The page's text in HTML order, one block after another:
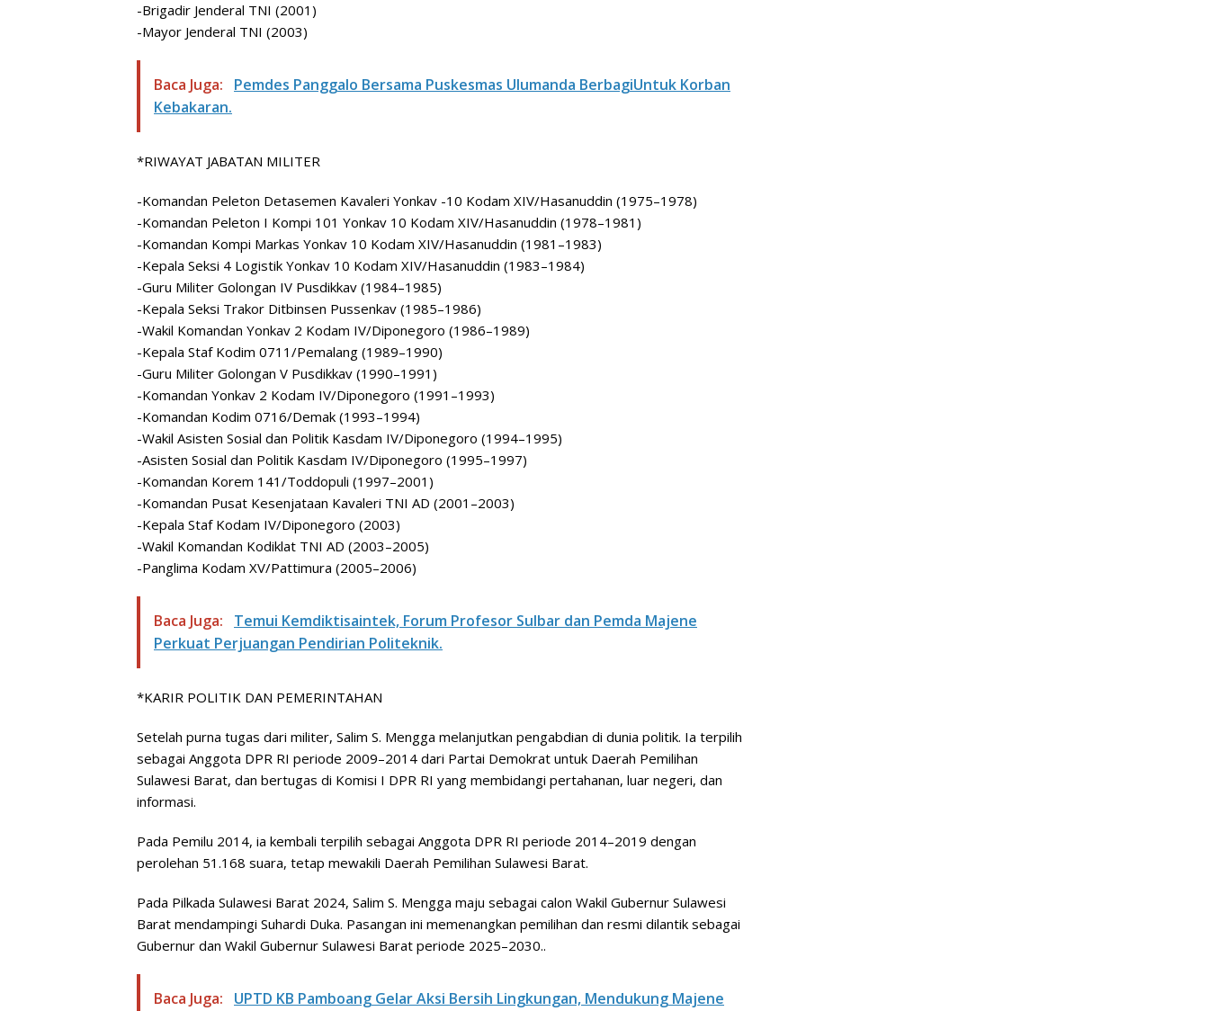
-Brigadir Jenderal TNI (2001)
-Mayor Jenderal TNI (2003)
Baca Juga:
Pemdes Panggalo Bersama Puskesmas Ulumanda BerbagiUntuk Korban
Kebakaran.
*RIWAYAT JABATAN MILITER
-Komandan Peleton Detasemen Kavaleri Yonkav -10 Kodam XIV/Hasanuddin (1975–1978)
-Komandan Peleton I Kompi 101 Yonkav 10 Kodam XIV/Hasanuddin (1978–1981)
-Komandan Kompi Markas Yonkav 10 Kodam XIV/Hasanuddin (1981–1983)
-Kepala Seksi 4 Logistik Yonkav 10 Kodam XIV/Hasanuddin (1983–1984)
-Guru Militer Golongan IV Pusdikkav (1984–1985)
-Kepala Seksi Trakor Ditbinsen Pussenkav (1985–1986)
-Wakil Komandan Yonkav 2 Kodam IV/Diponegoro (1986–1989)
-Kepala Staf Kodim 0711/Pemalang (1989–1990)
-Guru Militer Golongan V Pusdikkav (1990–1991)
-Komandan Yonkav 2 Kodam IV/Diponegoro (1991–1993)
-Komandan Kodim 0716/Demak (1993–1994)
-Wakil Asisten Sosial dan Politik Kasdam IV/Diponegoro (1994–1995)
-Asisten Sosial dan Politik Kasdam IV/Diponegoro (1995–1997)
-Komandan Korem 141/Toddopuli (1997–2001)
-Komandan Pusat Kesenjataan Kavaleri TNI AD (2001–2003)
-Kepala Staf Kodam IV/Diponegoro (2003)
-Wakil Komandan Kodiklat TNI AD (2003–2005)
-Panglima Kodam XV/Pattimura (2005–2006)
Baca Juga:
Temui Kemdiktisaintek, Forum Profesor Sulbar dan Pemda Majene
Perkuat Perjuangan Pendirian Politeknik.
*KARIR POLITIK DAN PEMERINTAHAN
Setelah purna tugas dari militer, Salim S. Mengga melanjutkan pengabdian di dunia politik. Ia terpilih
sebagai Anggota DPR RI periode 2009–2014 dari Partai Demokrat untuk Daerah Pemilihan
Sulawesi Barat, dan bertugas di Komisi I DPR RI yang membidangi pertahanan, luar negeri, dan
informasi.
Pada Pemilu 2014, ia kembali terpilih sebagai Anggota DPR RI periode 2014–2019 dengan
perolehan 51.168 suara, tetap mewakili Daerah Pemilihan Sulawesi Barat.
Pada Pilkada Sulawesi Barat 2024, Salim S. Mengga maju sebagai calon Wakil Gubernur Sulawesi
Barat mendampingi Suhardi Duka. Pasangan ini memenangkan pemilihan dan resmi dilantik sebagai
Gubernur dan Wakil Gubernur Sulawesi Barat periode 2025–2030..
Baca Juga: UPTD KB Pamboang Gelar Aksi Bersih Lingkungan, Mendukung Majene